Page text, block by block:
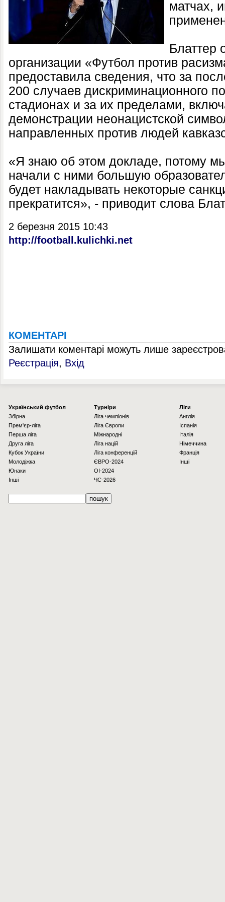
матчах,
Блаттер
организации «Футбол против
предоставила сведения, что за
200 случаев дискриминационного
стадионах и за их пределами,
демонстрации неонацистской
направленных против людей
«Я знаю об этом докладе, потому
начали с ними большую
будет накладывать некоторые
прекратится», - приводит слова
2 березня 2015 10:43
http://football.kulichki.net
КОМЕНТАРІ
Залишати коментарі можуть лише
Реєстрація, Вхід
Українcький футбол
Збірна
Прем'єр-ліга
Перша ліга
Друга ліга
Кубок України
Молодіжка
Юнаки
Інші
Турніри
Ліга чемпіонів
Ліга Європи
Міжнародні
Ліга націй
Ліга конференцій
ЄВРО-2024
OI-2024
ЧС-2026
Ліги
Англія
Іспанія
Італія
Німеччина
Франція
Інші